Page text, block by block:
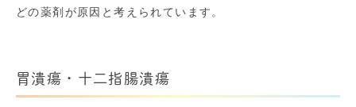
どの薬剤が原因と考えられています。
胃潰瘍・十二指腸潰瘍